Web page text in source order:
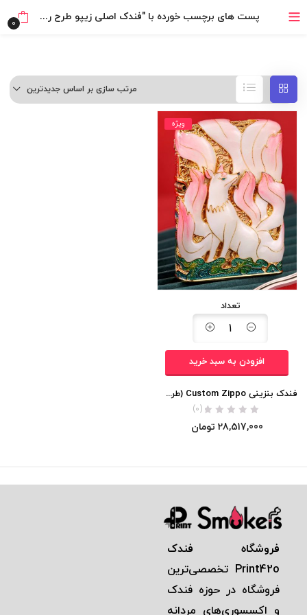
خرید قسطی با ترب‌پی پست های برچسب خورده با "فندک اصلی زیپو طرح روباه نه دم" 0
مرتب سازی بر اساس جدیدترین
ویژه
تعداد
افزودن به سبد خرید
فندک بنزینی Custom Zippo (طراحی 540 روباه نه دم)
(0)
28,517,000 تومان
فروشگاه فندک
Print42o تخصصی‌ترين
فروشگاه در حوزه فندک
و اكسسوری‌های مردانه